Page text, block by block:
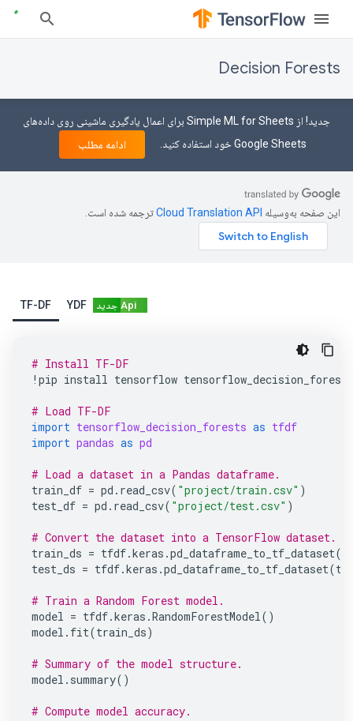
Decision Forests
جدید! از Simple ML for Sheets برای اعمال یادگیری ماشینی روی داده‌های
Google Sheets خود استفاده کنید.
ادامه مطلب
این صفحه به‌وسیله ترجمه شده است.
TF-DF
# Install TF-DF
! pip install tensorflow tensorflow_decision_forests
# Load TF-DF
import tensorflow_decision_forests as tfdf
import pandas as pd
# Load a dataset in a Pandas dataframe.
train_df = pd . read_csv( "project/train.csv" )
test_df = pd . read_csv( "project/test.csv" )
# Convert the dataset into a TensorFlow dataset.
train_ds = tfdf.keras .pd_dataframe_to_tf_dataset(
test_ds = tfdf.keras .pd_dataframe_to_tf_dataset(
# Train a Random Forest model.
model = tfdf.keras .RandomForestModel()
model . fit(train_ds)
# Summary of the model structure.
model . summary()
# Compute model accuracy.
Api جدید